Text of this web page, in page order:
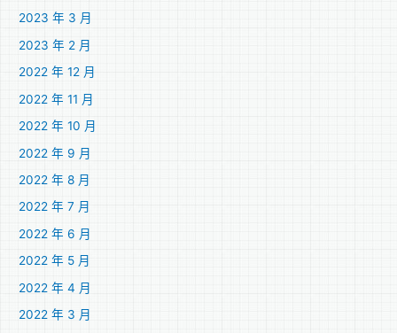
2023 年 3 月
2023 年 2 月
2022 年 12 月
2022 年 11 月
2022 年 10 月
2022 年 9 月
2022 年 8 月
2022 年 7 月
2022 年 6 月
2022 年 5 月
2022 年 4 月
2022 年 3 月